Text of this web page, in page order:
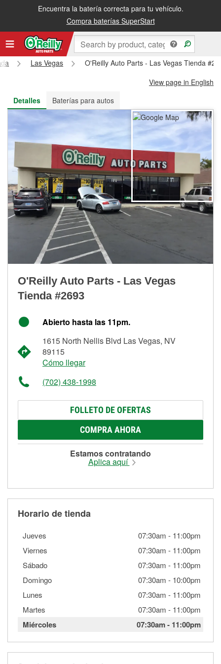
Encuentra la batería correcta para tu vehículo.
Compra baterías SuperStart
Recibe tu orden gratis al día siguiente o recógela en la tienda
Las Vegas
O'Reilly Auto Parts - Las Vegas Tienda
View page in English
Detalles
Baterías para autos
O'Reilly Auto Parts - Las Vegas
Tienda #2693
Abierto hasta las 11pm.
1615 North Nellis Blvd Las Vegas, NV
89115
Cómo llegar
(702) 438-1998
FOLLETO DE OFERTAS
COMPRA AHORA
Estamos contratando
Aplica aquí
Horario de tienda
Jueves 07:30am - 11:00pm
Viernes
07:30am - 11:00pm
Sábado
07:30am - 11:00pm
Domingo
07:30am - 10:00pm
Lunes
07:30am - 11:00pm
Martes
07:30am - 11:00pm
Miércoles 07:30am- 11:00pm